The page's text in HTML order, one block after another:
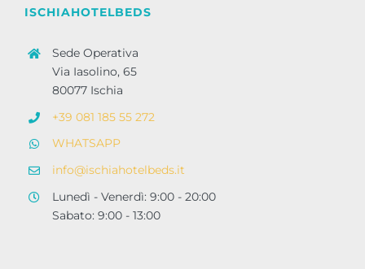
ISCHIAHOTELBEDS
Sede Operativa
Via Iasolino, 65
80077 Ischia
+39 081 185 55 272
WHATSAPP
info@ischiahotelbeds.it
Lunedì - Venerdì: 9:00 - 20:00
Sabato: 9:00 - 13:00